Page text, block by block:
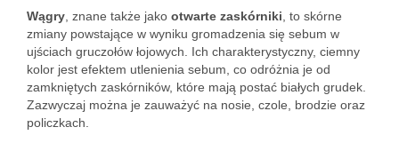
Wągry , znane także jako otwarte zaskórniki , to skórne
zmiany powstające w wyniku gromadzenia się sebum w
ujściach gruczołów łojowych. Ich charakterystyczny, ciemny
kolor jest efektem utlenienia sebum, co odróżnia je od
zamkniętych zaskórników, które mają postać białych grudek.
Zazwyczaj można je zauważyć na nosie, czole, brodzie oraz
policzkach.